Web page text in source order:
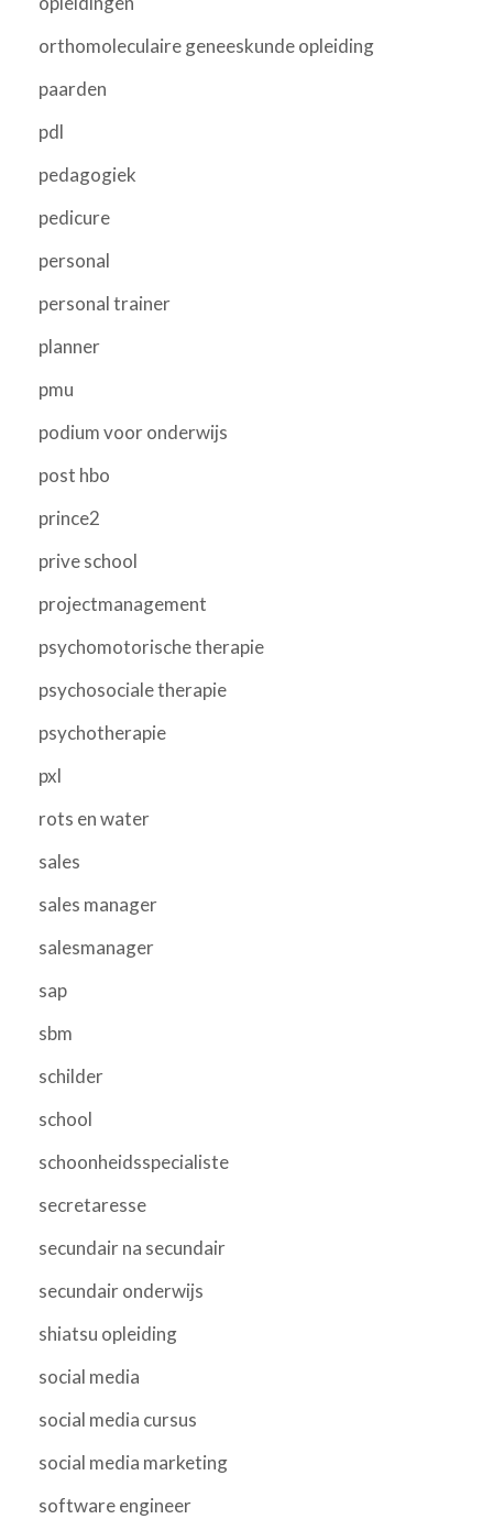
orthomoleculaire geneeskunde opleiding
paarden
pdl
pedagogiek
pedicure
personal
personal trainer
planner
pmu
podium voor onderwijs
post hbo
prince2
prive school
projectmanagement
psychomotorische therapie
psychosociale therapie
psychotherapie
pxl
rots en water
sales
sales manager
salesmanager
sap
sbm
schilder
school
schoonheidsspecialiste
secretaresse
secundair na secundair
secundair onderwijs
shiatsu opleiding
social media
social media cursus
social media marketing
software engineer